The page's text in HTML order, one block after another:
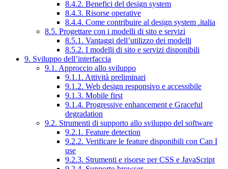
8.4.2. Benefici del design system
8.4.3. Risorse operative
8.4.4. Come contribuire al design system .italia
8.5. Progettare con i modelli di sito e servizi
8.5.1. Vantaggi dell’utilizzo dei modelli
8.5.2. I modelli di sito e servizi disponibili
9. Sviluppo dell’interfaccia
9.1. Approccio allo sviluppo
9.1.1. Attività preliminari
9.1.2. Web design responsivo e accessibile
9.1.3. Mobile first
9.1.4. Progressive enhancement e Graceful
degradation
9.2. Strumenti di supporto allo sviluppo del software
9.2.1. Feature detection
9.2.2. Verificare le feature disponibili con Can I
use
9.2.3. Strumenti e risorse per CSS e JavaScript